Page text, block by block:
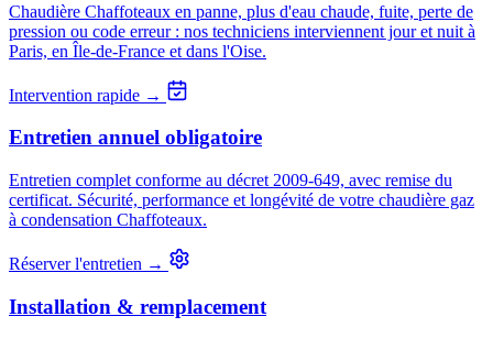
Chaudière Chaffoteaux en panne, plus d'eau chaude, fuite, perte de
pression ou code erreur : nos techniciens interviennent jour et nuit à
Paris, en Île-de-France et dans l'Oise.
Intervention rapide →
Entretien annuel obligatoire
Entretien complet conforme au décret 2009-649, avec remise du
certificat. Sécurité, performance et longévité de votre chaudière gaz
à condensation Chaffoteaux.
Réserver l'entretien →
Installation & remplacement